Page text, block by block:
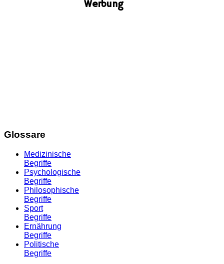
Werbung
Glossare
Medizinische
Begriffe
Psychologische
Begriffe
Philosophische
Begriffe
Sport
Begriffe
Ernährung
Begriffe
Politische
Begriffe